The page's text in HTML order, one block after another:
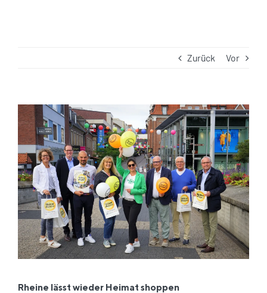
Zurück Vor
Zeige
grösseres
Bild
Rheine lässt wieder Heimat shoppen